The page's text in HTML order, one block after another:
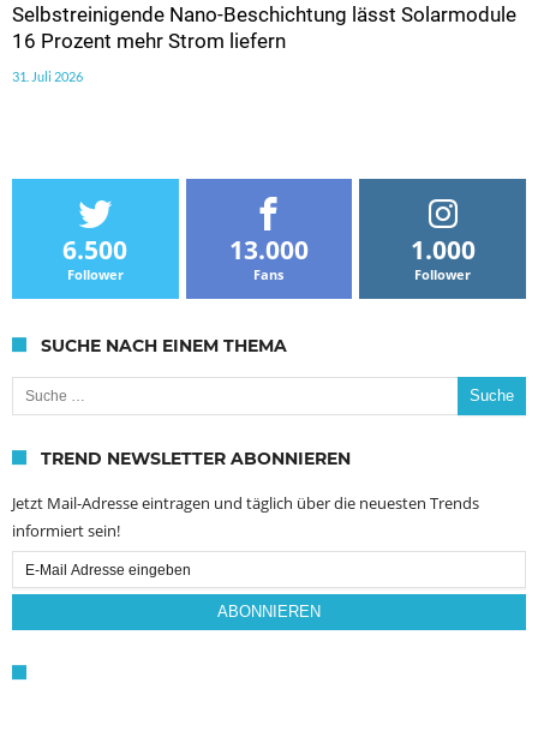
Selbstreinigende Nano-Beschichtung lässt Solarmodule
16 Prozent mehr Strom liefern
31. Juli 2026
6.500
Follower
13.000
Fans
1.000
Follower
SUCHE NACH EINEM THEMA
Suche nach:
TREND NEWSLETTER ABONNIEREN
Jetzt Mail-Adresse eintragen und täglich über die neuesten Trends
informiert sein!
Email
Subscription
ABONNIEREN